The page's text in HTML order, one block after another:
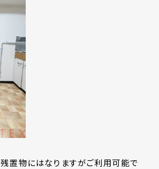
置物にはなりますがご利用可能で